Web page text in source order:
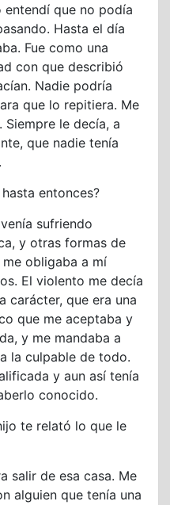
entendí que no podía
Hasta el día
Fue como una
con que describió
Nadie podría
que lo repitiera. Me
le decía, a
que nadie tenía
entonces?
sufriendo
y otras formas de
obligaba a mí
El violento me decía
carácter, que era una
que me aceptaba y
y me mandaba a
la culpable de todo.
y aun así tenía
conocido.
te relató lo que le
salir de esa casa. Me
alguien que tenía una